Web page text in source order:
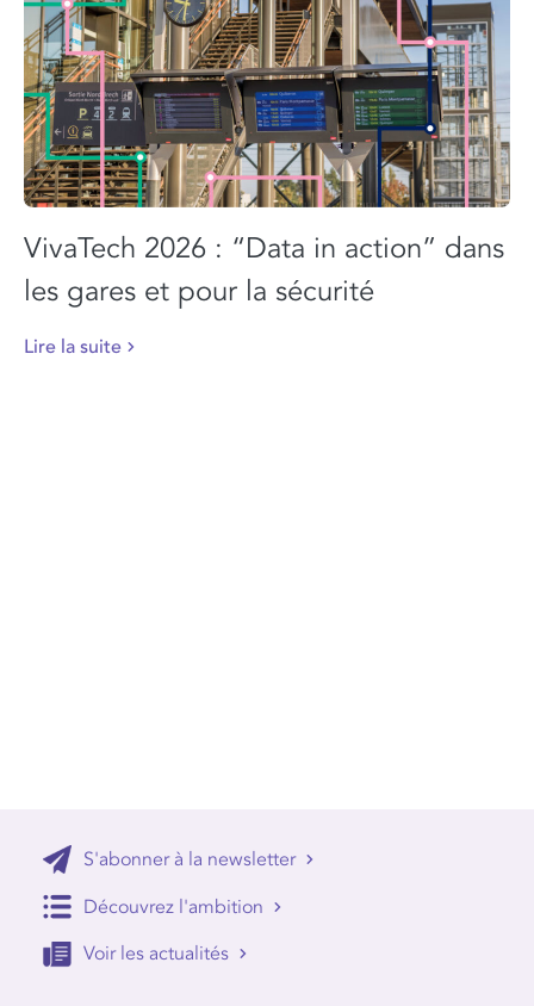
VivaTech 2026 : “Data in action” dans
les gares et pour la sécurité
Lire la suite
S'abonner à la newsletter
Découvrez l'ambition
Voir les actualités